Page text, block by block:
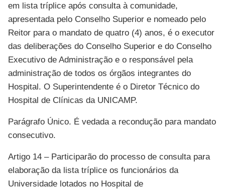
em lista tríplice após consulta à comunidade,
apresentada pelo Conselho Superior e nomeado pelo
Reitor para o mandato de quatro (4) anos, é o executor
das deliberações do Conselho Superior e do Conselho
Executivo de Administração e o responsável pela
administração de todos os órgãos integrantes do
Hospital. O Superintendente é o Diretor Técnico do
Hospital de Clínicas da UNICAMP.
Parágrafo Único. É vedada a recondução para mandato
consecutivo.
Artigo 14 – Participarão do processo de consulta para
elaboração da lista tríplice os funcionários da
Universidade lotados no Hospital de